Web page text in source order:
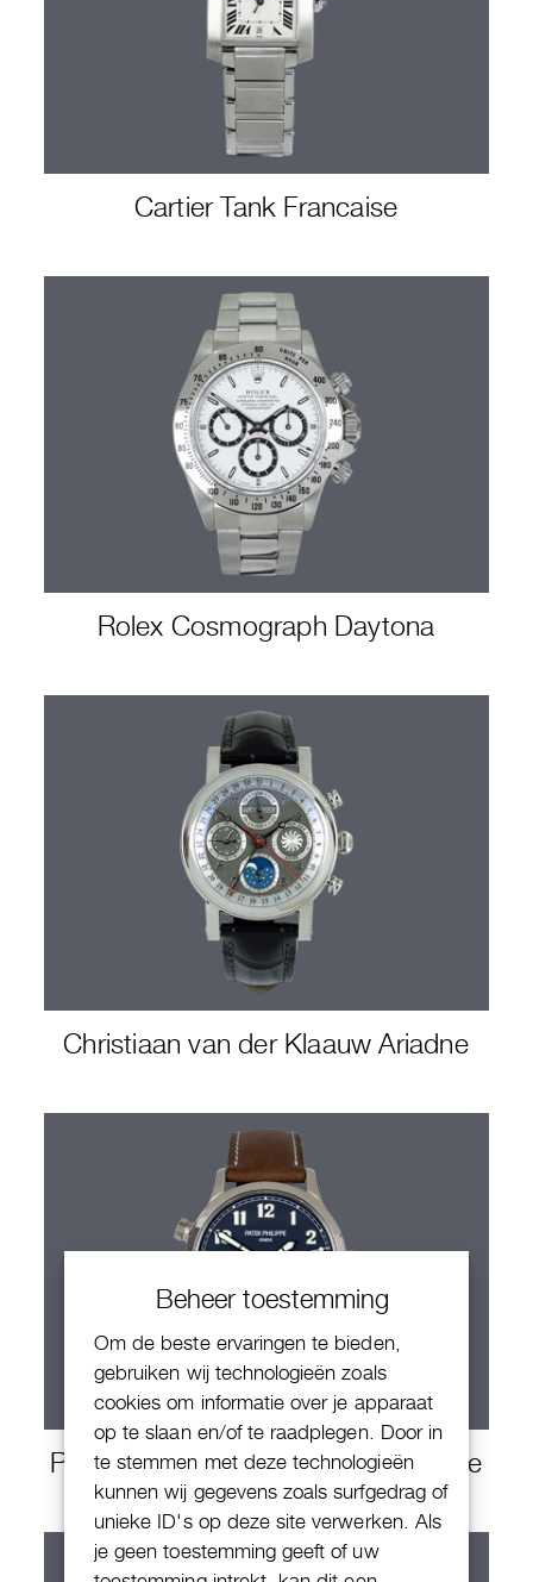
Beheer toestemming
Om de beste ervaringen te bieden,
gebruiken wij technologieën zoals
cookies om informatie over je apparaat
op te slaan en/of te raadplegen. Door in
te stemmen met deze technologieën
kunnen wij gegevens zoals surfgedrag of
unieke ID's op deze site verwerken. Als
je geen toestemming geeft of uw
Cartier Tank Francaise
Rolex Cosmograph Daytona
Christiaan van der Klaauw Ariadne
Patek Philippe Calatrava Travel Time